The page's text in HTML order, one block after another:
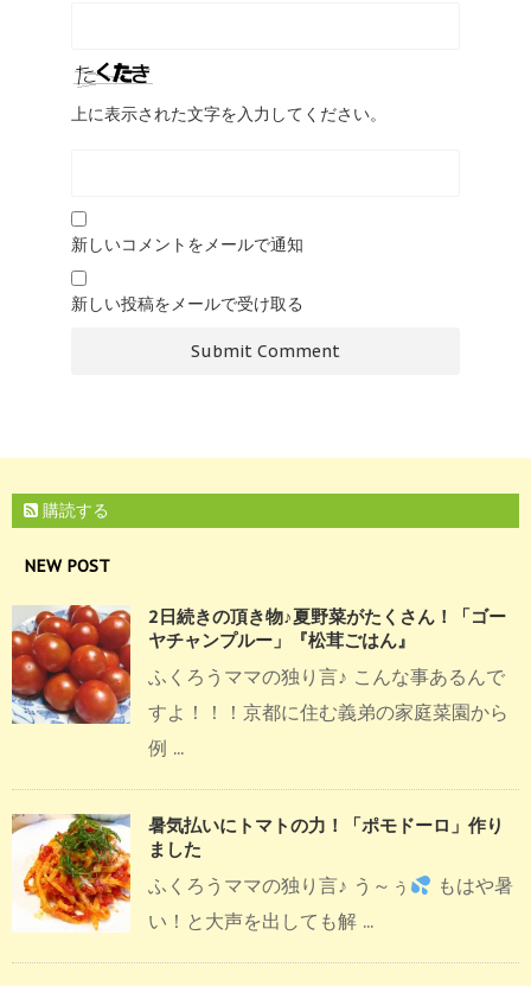
上に表示された文字を入力してください。
新しいコメントをメールで通知
新しい投稿をメールで受け取る
購読する
NEW POST
2日続きの頂き物♪夏野菜がたくさん！「ゴー
ヤチャンプルー」『松茸ごはん』
ふくろうママの独り言♪ こんな事あるんで
すよ！！！京都に住む義弟の家庭菜園から
例 ...
暑気払いにトマトの力！「ポモドーロ」作り
ました
ふくろうママの独り言♪ う～ぅ
もはや暑
い！と大声を出しても解 ...